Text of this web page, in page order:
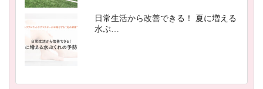
日常生活から改善できる！ 夏に増える
水ぶ…